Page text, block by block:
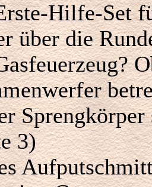
Hilfe-Set
über die
3)